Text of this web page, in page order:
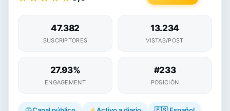
47.382
SUSCRIPTORES
13.234
VISTAS/POST
27.93%
ENGAGEMENT
#233
POSICIÓN